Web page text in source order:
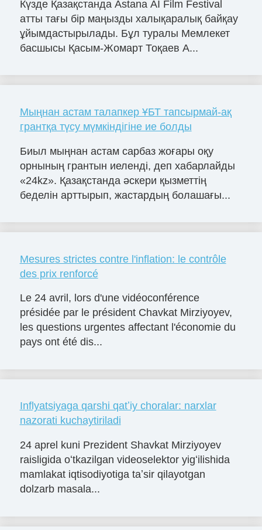
Күзде Қазақстанда Astana AI Film Festival
атты тағы бір маңызды халықаралық байқау
ұйымдастырылады. Бұл туралы Мемлекет
басшысы Қасым-Жомарт Тоқаев A...
Мыңнан астам талапкер ҰБТ тапсырмай-ақ
грантқа түсу мүмкіндігіне ие болды
Биыл мыңнан астам сарбаз жоғары оқу
орнының грантын иеленді, деп хабарлайды
«24kz». Қазақстанда әскери қызметтің
беделін арттырып, жастардың болашағы...
Mesures strictes contre l'inflation: le contrôle
des prix renforcé
Le 24 avril, lors d'une vidéoconférence
présidée par le président Chavkat Mirziyoyev,
les questions urgentes affectant l'économie du
pays ont été dis...
Inflyatsiyaga qarshi qatʼiy choralar: narxlar
nazorati kuchaytiriladi
24 aprel kuni Prezident Shavkat Mirziyoyev
raisligida oʻtkazilgan videoselektor yigʻilishida
mamlakat iqtisodiyotiga taʼsir qilayotgan
dolzarb masala...